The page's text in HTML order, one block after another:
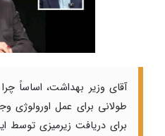
آقای وزیر بهداشت، اساساً
طولانی برای عمل اورولوژی
برای دریافت زیرمیزی